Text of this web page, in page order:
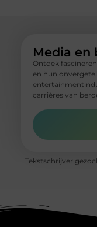
Media en
Ontdek
en hun
carrières van
Tekstschrijver